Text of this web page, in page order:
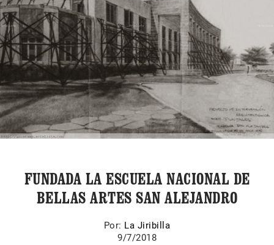
FUNDADA LA ESCUELA NACIONAL DE
BELLAS ARTES SAN ALEJANDRO
Por: La Jiribilla
9/7/2018